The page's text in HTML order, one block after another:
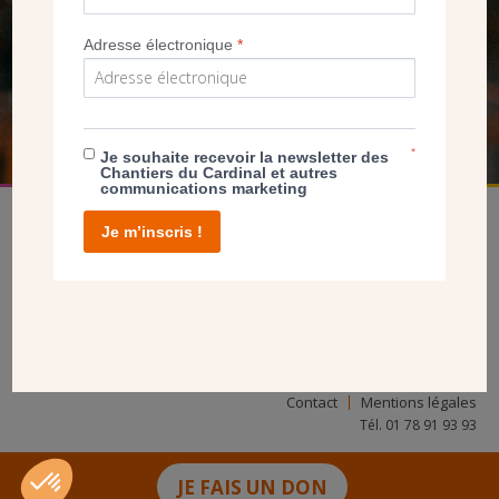
JE FAIS UN DON
Contact Mentions légales
Tél. 01 78 91 93 93
Adresse électronique*
Je souhaite recevoir la newsletter des
Chantiers du Cardinal et autres
communications marketing
*
Je m’inscris !